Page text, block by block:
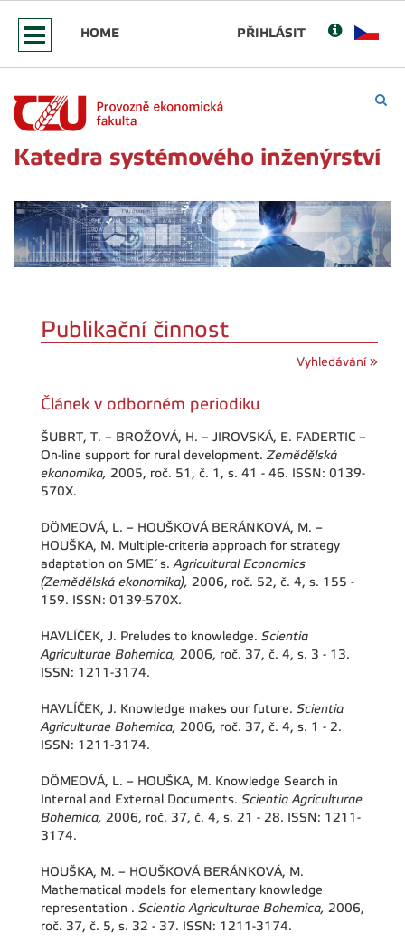
HOME PŘIHLÁSIT
Katedra systémového inženýrství
Publikační činnost
Vyhledávání »
Článek v odborném periodiku
ŠUBRT, T. – BROŽOVÁ, H. – JIROVSKÁ, E. FADERTIC –
On-line support for rural development.Zemědělská
ekonomika, 2005, roč. 51, č. 1, s. 41 - 46. ISSN: 0139-
570X.
DÖMEOVÁ, L. – HOUŠKOVÁ BERÁNKOVÁ, M. –
HOUŠKA, M. Multiple-criteria approach for strategy
adaptation on SME´s.Agricultural Economics
(Zemědělská ekonomika), 2006, roč. 52, č. 4, s. 155 -
159. ISSN: 0139-570X.
HAVLÍČEK, J. Preludes to knowledge. Scientia
Agriculturae Bohemica, 2006, roč. 37, č. 4, s. 3 - 13.
ISSN: 1211-3174.
HAVLÍČEK, J. Knowledge makes our future. Scientia
Agriculturae Bohemica, 2006, roč. 37, č. 4, s. 1 - 2.
ISSN: 1211-3174.
DÖMEOVÁ, L. – HOUŠKA, M. Knowledge Search in
Internal and External Documents. Scientia Agriculturae
Bohemica, 2006, roč. 37, č. 4, s. 21 - 28. ISSN: 1211-
3174.
HOUŠKA, M. – HOUŠKOVÁ BERÁNKOVÁ, M.
Mathematical models for elementary knowledge
representation . Scientia Agriculturae Bohemica, 2006,
roč. 37, č. 5, s. 32 - 37. ISSN: 1211-3174.